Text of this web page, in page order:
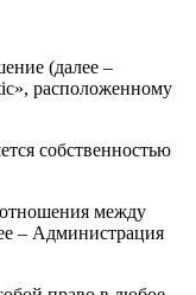
(далее –
расположенному
собственностью
между
– Администрация